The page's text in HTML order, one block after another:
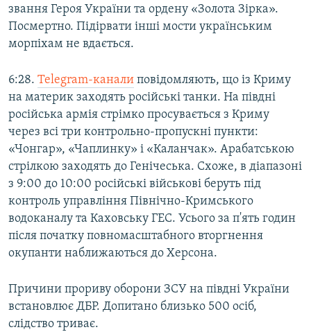
звання Героя України та ордену «Золота Зірка».
Посмертно. Підірвати інші мости українським
морпіхам не вдається.
6:28. Telegram-канали повідомляють, що із Криму
на материк заходять російські танки. На півдні
російська армія стрімко просувається з Криму
через всі три контрольно-пропускні пункти:
«Чонгар», «Чаплинку» і «Каланчак». Арабатською
стрілкою заходять до Генічеська. Схоже, в діапазоні
з 9:00 до 10:00 російські військові беруть під
контроль управління Північно-Кримського
водоканалу та Каховську ГЕС. Усього за п'ять годин
після початку повномасштабного вторгнення
окупанти наближаються до Херсона.
Причини прориву оборони ЗСУ на півдні України
встановлює ДБР. Допитано близько 500 осіб,
слідство триває.